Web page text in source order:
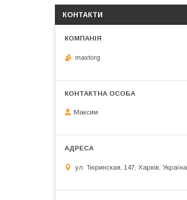
КОНТАКТИ
maxtorg
Максим
ул. Тюринская, 147, Харків, Україна